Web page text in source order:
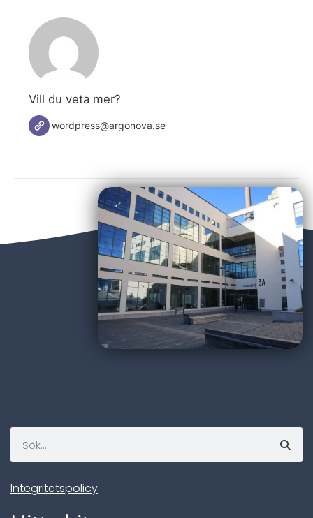
Vill du veta mer?
wordpress@argonova.se
Integritetspolicy